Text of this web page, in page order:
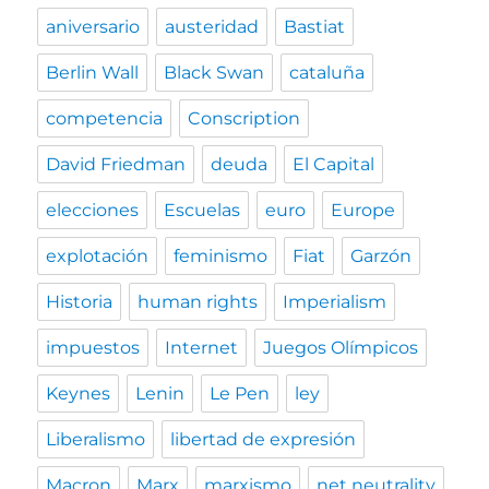
aniversario austeridad Bastiat
Berlin Wall Black Swan cataluña
competencia Conscription
David Friedman deuda El Capital
elecciones Escuelas euro Europe
explotación feminismo Fiat Garzón
Historia human rights Imperialism
impuestos Internet Juegos Olímpicos
Keynes Lenin Le Pen ley
Liberalismo libertad de expresión
Macron Marx marxismo net neutrality